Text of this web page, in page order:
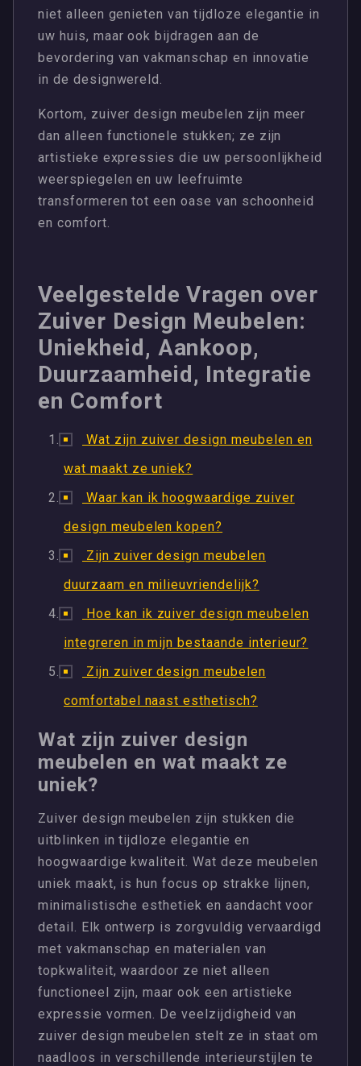
niet alleen genieten van tijdloze elegantie in
uw huis, maar ook bijdragen aan de
bevordering van vakmanschap en innovatie
in de designwereld.
Kortom, zuiver design meubelen zijn meer
dan alleen functionele stukken; ze zijn
artistieke expressies die uw persoonlijkheid
weerspiegelen en uw leefruimte
transformeren tot een oase van schoonheid
en comfort.
Veelgestelde Vragen over
Zuiver Design Meubelen:
Uniekheid, Aankoop,
Duurzaamheid, Integratie
en Comfort
Wat zijn zuiver design meubelen en
wat maakt ze uniek?
Waar kan ik hoogwaardige zuiver
design meubelen kopen?
Zijn zuiver design meubelen
duurzaam en milieuvriendelijk?
Hoe kan ik zuiver design meubelen
integreren in mijn bestaande interieur?
Zijn zuiver design meubelen
comfortabel naast esthetisch?
Wat zijn zuiver design
meubelen en wat maakt ze
uniek?
Zuiver design meubelen zijn stukken die
uitblinken in tijdloze elegantie en
hoogwaardige kwaliteit. Wat deze meubelen
uniek maakt, is hun focus op strakke lijnen,
minimalistische esthetiek en aandacht voor
detail. Elk ontwerp is zorgvuldig vervaardigd
met vakmanschap en materialen van
topkwaliteit, waardoor ze niet alleen
functioneel zijn, maar ook een artistieke
expressie vormen. De veelzijdigheid van
zuiver design meubelen stelt ze in staat om
naadloos in verschillende interieurstijlen te